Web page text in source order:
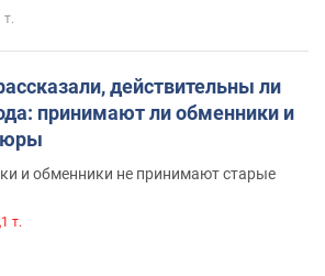
т.
действительны ли
принимают ли обменники и
и обменники не принимают старые
т.